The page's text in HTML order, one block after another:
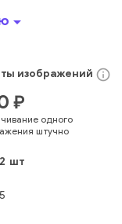
arrow_drop_down
изображений info_outline
₽
одного
штучно
2 шт
5